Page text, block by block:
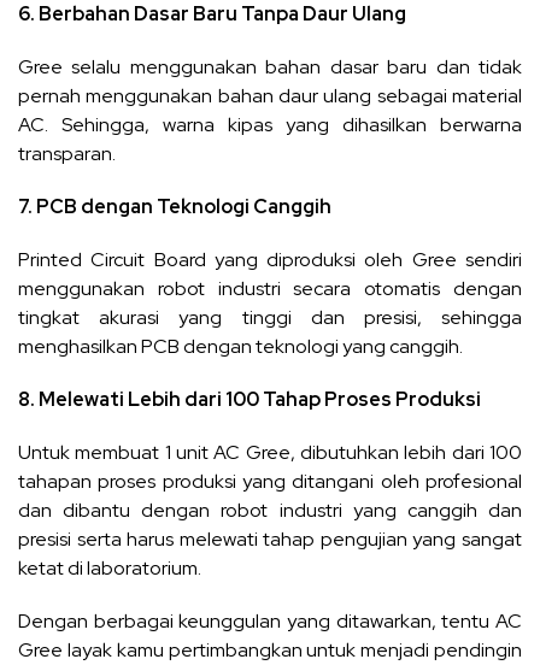
6. Berbahan Dasar Baru Tanpa Daur Ulang
Gree selalu menggunakan bahan dasar baru dan tidak
pernah menggunakan bahan daur ulang sebagai material
AC. Sehingga, warna kipas yang dihasilkan berwarna
transparan.
7. PCB dengan Teknologi Canggih
Printed Circuit Board yang diproduksi oleh Gree sendiri
menggunakan robot industri secara otomatis dengan
tingkat akurasi yang tinggi dan presisi, sehingga
menghasilkan PCB dengan teknologi yang canggih.
8. Melewati Lebih dari 100 Tahap Proses Produksi
Untuk membuat 1 unit AC Gree, dibutuhkan lebih dari 100
tahapan proses produksi yang ditangani oleh profesional
dan dibantu dengan robot industri yang canggih dan
presisi serta harus melewati tahap pengujian yang sangat
ketat di laboratorium.
Dengan berbagai keunggulan yang ditawarkan, tentu AC
Gree layak kamu pertimbangkan untuk menjadi pendingin